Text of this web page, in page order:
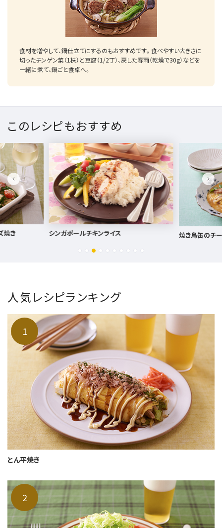
食材を増やして、鍋仕立てにするのもおすすめです。食べやすい大きさに
切ったチンゲン菜（1株）と豆腐（1/2丁）、戻した春雨（乾燥で30g）などを
一緒に煮て、鍋ごと食卓へ。
このレシピもおすすめ
焼き鳥缶のチーズ親子煮 白菜のおかか
人気レシピランキング
とん平焼き